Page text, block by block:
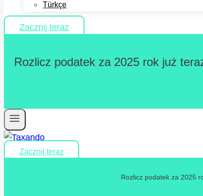
Türkçe
Zacznij teraz
Rozlicz podatek za 2025 rok już
Zacznij teraz
Rozlicz podatek za 2025